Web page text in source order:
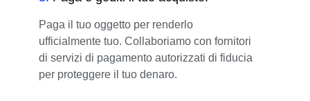
Paga il tuo oggetto per renderlo
ufficialmente tuo. Collaboriamo con fornitori
di servizi di pagamento autorizzati di fiducia
per proteggere il tuo denaro.